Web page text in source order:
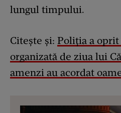
lungul timpului.
Citește și: Poliția a
organizată de ziua lui
amenzi au acordat